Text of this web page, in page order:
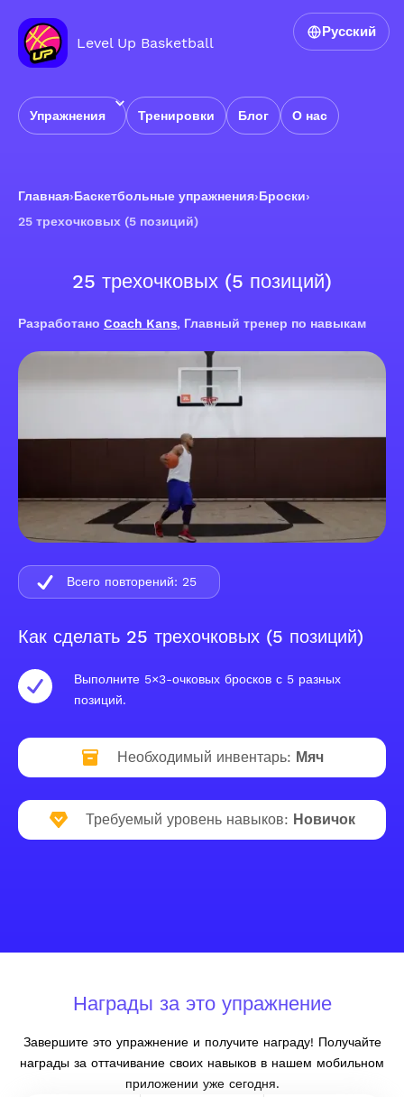
Level Up Basketball
Упражнения Тренировки Блог О нас
Русский
Главная›Баскетбольные упражнения›Броски›
25 трехочковых (5 позиций)
25 трехочковых (5 позиций)
Разработано Coach Kans, Главный тренер по навыкам
Как сделать 25 трехочковых (5 позиций)
Выполните 5×3-очковых бросков с 5 разных
позиций.
Необходимый инвентарь: Мяч
Требуемый уровень навыков: Новичок
Всего повторений: 25
Награды за это упражнение
Завершите это упражнение и получите награду! Получайте
награды за оттачивание своих навыков в нашем мобильном
приложении уже сегодня.